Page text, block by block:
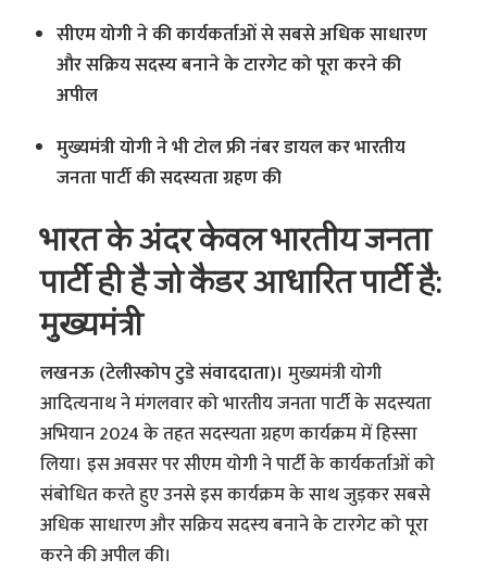
सीएम योगी ने की कार्यकर्ताओं से सबसे अधिक साधारण
और सक्रिय सदस्य बनाने के टारगेट को पूरा करने की
अपील
मुख्यमंत्री योगी ने भी टोल फ्री नंबर डायल कर भारतीय
जनता पार्टी की सदस्यता ग्रहण की
भारत के अंदर केवल भारतीय जनता
पार्टी ही है जो कैडर आधारित पार्टी है:
मुख्यमंत्री
लखनऊ (टेलीस्कोप टुडे संवाददाता)।मुख्यमंत्री योगी
आदित्यनाथ ने मंगलवार को भारतीय जनता पार्टी के सदस्यता
अभियान 2024 के तहत सदस्यता ग्रहण कार्यक्रम में हिस्सा
लिया। इस अवसर पर सीएम योगी ने पार्टी के कार्यकर्ताओं को
संबोधित करते हुए उनसे इस कार्यक्रम के साथ जुड़कर सबसे
अधिक साधारण और सक्रिय सदस्य बनाने के टारगेट को पूरा
करने की अपील की।